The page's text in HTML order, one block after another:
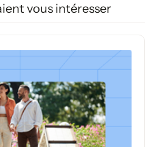
vous intéresser